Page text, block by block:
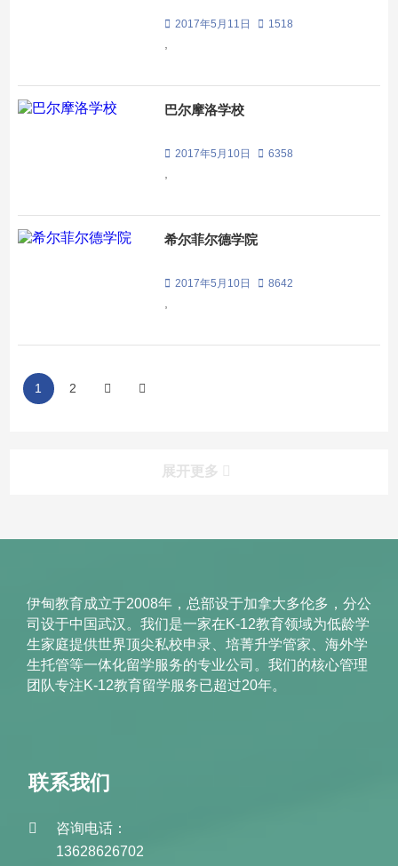
2017年5月11日 1518
巴尔摩洛学校
2017年5月10日 6358
希尔菲尔德学院
2017年5月10日 8642
1 2
展开更多
伊甸教育成立于2008年，总部设于加拿大多伦多，分公
司设于中国武汉。我们是一家在K-12教育领域为低龄学
生家庭提供世界顶尖私校申录、培菁升学管家、海外学
生托管等一体化留学服务的专业公司。我们的核心管理
团队专注K-12教育留学服务已超过20年。
联系我们
咨询电话：
13628626702